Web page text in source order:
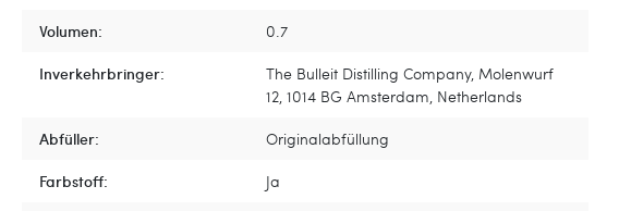
Volumen:
0.7
Inverkehrbringer:
The Bulleit Distilling Company, Molenwurf
12, 1014 BG Amsterdam, Netherlands
Abfüller:
Originalabfüllung
Farbstoff:
Ja